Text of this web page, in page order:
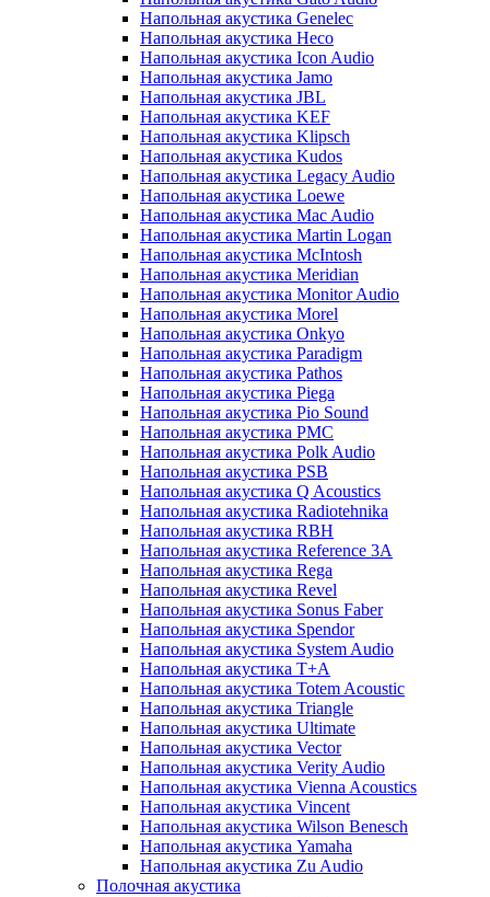
Напольная акустика Genelec
Напольная акустика Heco
Напольная акустика Icon Audio
Напольная акустика Jamo
Напольная акустика JBL
Напольная акустика KEF
Напольная акустика Klipsch
Напольная акустика Kudos
Напольная акустика Legacy Audio
Напольная акустика Loewe
Напольная акустика Mac Audio
Напольная акустика Martin Logan
Напольная акустика McIntosh
Напольная акустика Meridian
Напольная акустика Monitor Audio
Напольная акустика Morel
Напольная акустика Onkyo
Напольная акустика Paradigm
Напольная акустика Pathos
Напольная акустика Piega
Напольная акустика Pio Sound
Напольная акустика PMC
Напольная акустика Polk Audio
Напольная акустика PSB
Напольная акустика Q Acoustics
Напольная акустика Radiotehnika
Напольная акустика RBH
Напольная акустика Reference 3A
Напольная акустика Rega
Напольная акустика Revel
Напольная акустика Sonus Faber
Напольная акустика Spendor
Напольная акустика System Audio
Напольная акустика T+A
Напольная акустика Totem Acoustic
Напольная акустика Triangle
Напольная акустика Ultimate
Напольная акустика Vector
Напольная акустика Verity Audio
Напольная акустика Vienna Acoustics
Напольная акустика Vincent
Напольная акустика Wilson Benesch
Напольная акустика Yamaha
Напольная акустика Zu Audio
Полочная акустика